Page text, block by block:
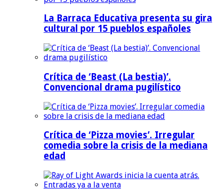
La Barraca Educativa presenta su gira
cultural por 15 pueblos españoles
Crítica de ‘Beast (La bestia)’.
Convencional drama pugilístico
Crítica de ‘Pizza movies’. Irregular
comedia sobre la crisis de la mediana
edad